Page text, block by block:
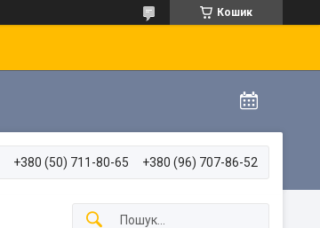
Кошик
+380 (50) 711-80-65 +380 (96) 707-86-52